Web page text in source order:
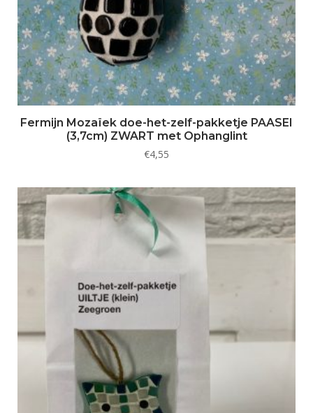
Fermijn Mozaïek doe-het-zelf-pakketje PAASEI
(3,7cm) ZWART met Ophanglint
€4,55